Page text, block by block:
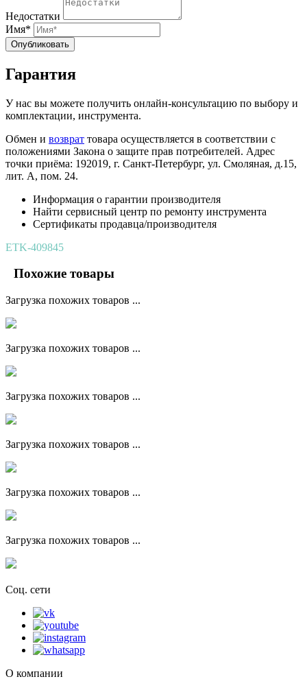
Недостатки
Имя*
Опубликовать
Гарантия
У нас вы можете получить онлайн-консультацию по выбору и
комплектации, инструмента.
Обмен и возврат товара осуществляется в соответствии с
положениями Закона о защите прав потребителей. Адрес
точки приёма: 192019, г. Санкт-Петербург, ул. Смоляная, д.15,
лит. А, пом. 24.
Информация о гарантии производителя
Найти сервисный центр по ремонту инструмента
Сертификаты продавца/производителя
ETK-409845
Похожие товары
Загрузка похожих товаров ...
Загрузка похожих товаров ...
Загрузка похожих товаров ...
Загрузка похожих товаров ...
Загрузка похожих товаров ...
Загрузка похожих товаров ...
Соц. сети
О компании